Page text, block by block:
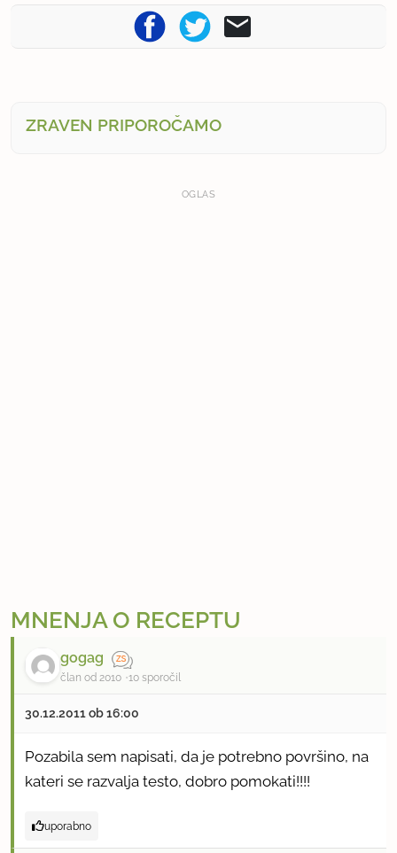
ZRAVEN PRIPOROČAMO
OGLAS
MNENJA O RECEPTU
gogag
član od 2010 10 sporočil
30.12.2011 ob 16:00
Pozabila sem napisati, da je potrebno površino, na
kateri se razvalja testo, dobro pomokati!!!!
uporabno